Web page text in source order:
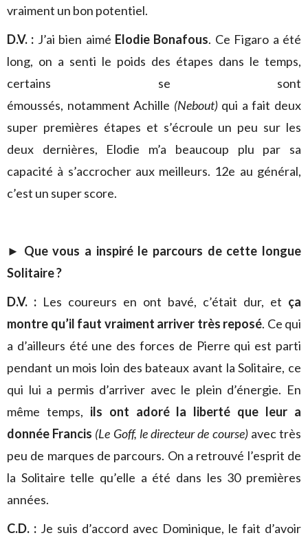
vraiment un bon potentiel.
D.V. : J’ai bien aimé Elodie Bonafous. Ce Figaro a été
long, on a senti le poids des étapes dans le temps,
certains se sont
émoussés, notamment Achille (Nebout)qui a fait deux
super premières étapes et s’écroule un peu sur les
deux dernières, Elodie m’a beaucoup plu par sa
capacité à s’accrocher aux meilleurs. 12e au général,
c’est un super score.
► Que vous a inspiré le parcours de cette longue
Solitaire ?
D.V. : Les coureurs en ont bavé, c’était dur, et ça
montre qu’il faut vraiment arriver très reposé. Ce qui
a d’ailleurs été une des forces de Pierre qui est parti
pendant un mois loin des bateaux avant la Solitaire, ce
qui lui a permis d’arriver avec le plein d’énergie. En
même temps, ils ont adoré la liberté que leur a
donnée Francis (Le Goff, le directeur de course)avec très
peu de marques de parcours. On a retrouvé l’esprit de
la Solitaire telle qu’elle a été dans les 30 premières
années.
C.D. : Je suis d’accord avec Dominique, le fait d’avoir